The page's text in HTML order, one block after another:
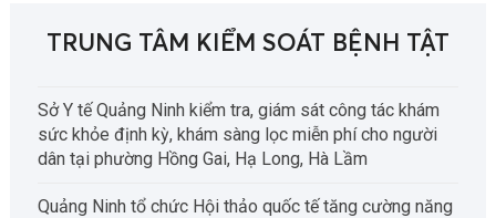
TRUNG TÂM KIỂM SOÁT BỆNH TẬT
Sở Y tế Quảng Ninh kiểm tra, giám sát công tác khám
sức khỏe định kỳ, khám sàng lọc miễn phí cho người
dân tại phường Hồng Gai, Hạ Long, Hà Lầm
Quảng Ninh tổ chức Hội thảo quốc tế tăng cường năng